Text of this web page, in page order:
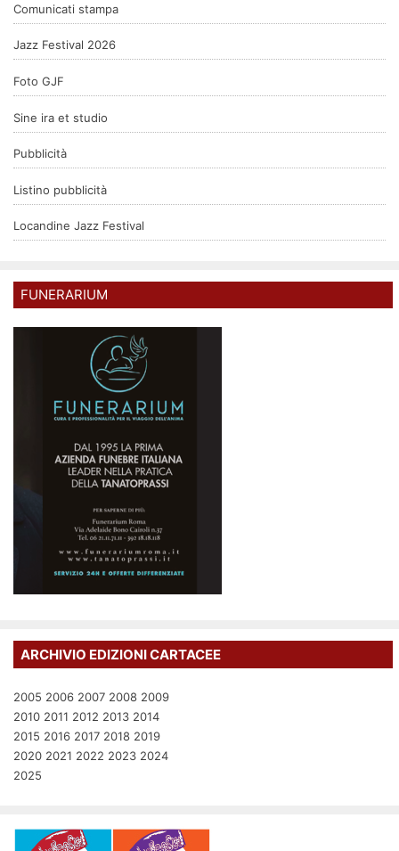
Comunicati stampa
Jazz Festival 2026
Foto GJF
Sine ira et studio
Pubblicità
Listino pubblicità
Locandine Jazz Festival
FUNERARIUM
ARCHIVIO EDIZIONI CARTACEE
2005 2006 2007 2008 2009
2010 2011 2012 2013 2014
2015 2016 2017 2018 2019
2020 2021 2022 2023 2024
2025